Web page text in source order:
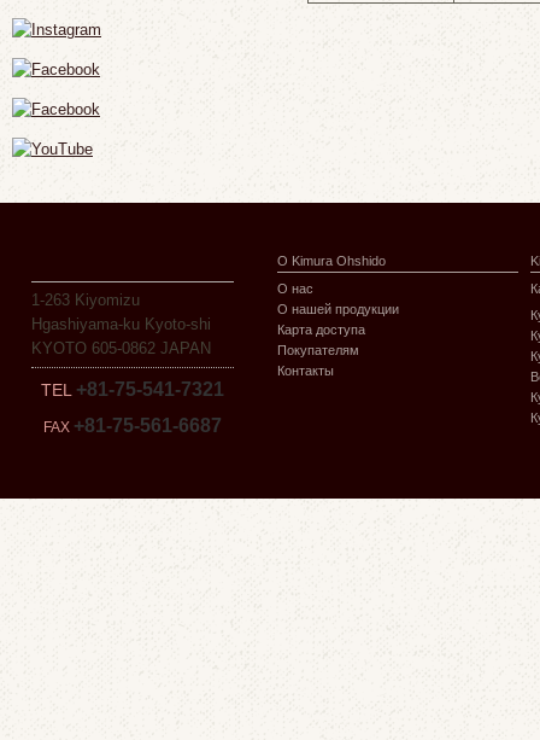
1-263 Kiyomizu
Hgashiyama-ku Kyoto-shi
KYOTO 605-0862 JAPAN
TEL +81-75-541-7321
FAX +81-75-561-6687
О Kimura Ohshido
О нас
О нашей продукции
Карта доступа
Покупателям
Контакты